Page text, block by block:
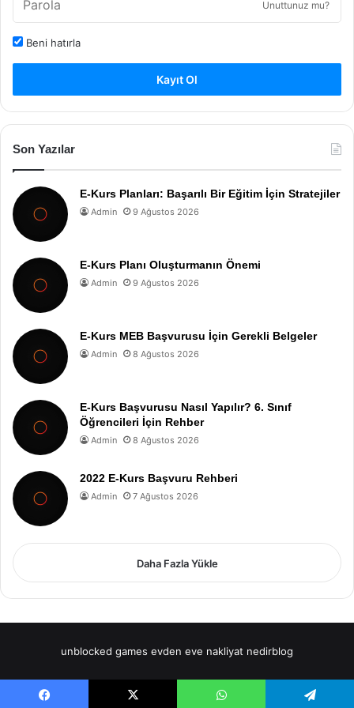
Unuttunuz mu?
Beni hatırla
Kayıt Ol
Son Yazılar
E-Kurs Planları: Başarılı Bir Eğitim İçin Stratejiler
Admin 9 Ağustos 2026
E-Kurs Planı Oluşturmanın Önemi
Admin 9 Ağustos 2026
E-Kurs MEB Başvurusu İçin Gerekli Belgeler
Admin 8 Ağustos 2026
E-Kurs Başvurusu Nasıl Yapılır? 6. Sınıf
Öğrencileri İçin Rehber
Admin 8 Ağustos 2026
2022 E-Kurs Başvuru Rehberi
Admin 7 Ağustos 2026
Daha Fazla Yükle
unblocked games evden eve nakliyat nedirblog